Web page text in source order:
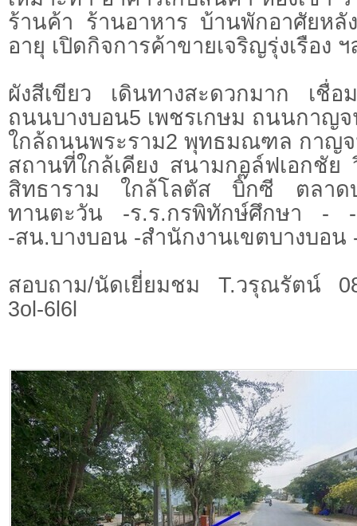
ร้านค้า ร้านอาหาร บ้านพักอาศัยห
อายุ เปิดกิจการค้าขายเจริญรุ่งเรือง ฯ
ผังสีเขียว เดินทางสะดวกมาก เชื่
ถนนบางบอน5 เพชรเกษม ถนนกาญจ
ใกล้ถนนพระราม2 พุทธมณฑล กาญจ
สถานที่ใกล้เคียง สนามกอล์ฟเอกชัย
สิทธาราม ใกล้โลตัส บิ๊กซี ตลาด
ทานตะวัน -ร.ร.กรพิทักษ์ศึกษา - -
-สน.บางบอน -สำนักงานเขตบางบอน
สอบถาม/นัดเยี่ยมชม T.วรุณรัตน์
3ol-6l6l